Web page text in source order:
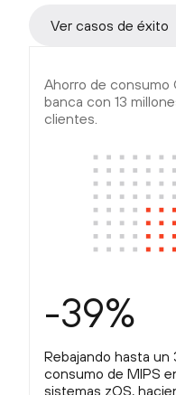
Ver casos de éxito
Ahorro de consumo
banca con 13
clientes.
-39%
Rebajando hasta un
consumo de MIPS
sistemas zOS,